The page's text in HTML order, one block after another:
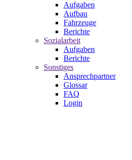
Aufgaben
Aufbau
Fahrzeuge
Berichte
Sozialarbeit
Aufgaben
Berichte
Sonstiges
Ansprechpartner
Glossar
FAQ
Login